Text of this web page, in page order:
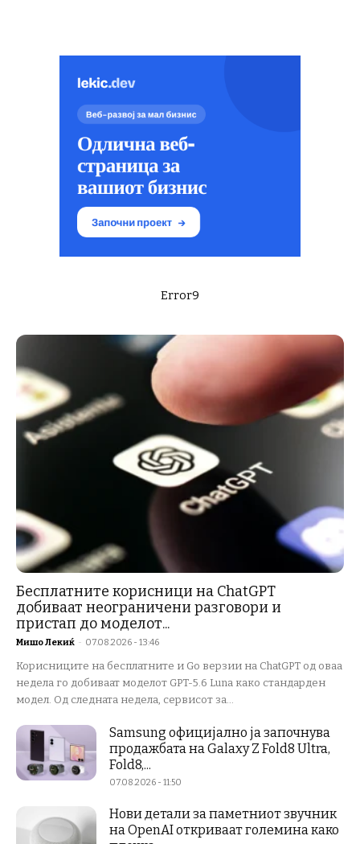
Error9
Бесплатните корисници на ChatGPT
добиваат неограничени разговори и
пристап до моделот...
Мишо Лекиќ - 07.08.2026 - 13:46
Корисниците на бесплатните и Go верзии на ChatGPT од оваа
недела го добиваат моделот GPT-5.6 Luna како стандарден
модел. Од следната недела, сервисот за...
Samsung официјално ја започнува
продажбата на Galaxy Z Fold8 Ultra,
Fold8,...
07.08.2026 - 11:50
Нови детали за паметниот звучник
на OpenAI откриваат големина како